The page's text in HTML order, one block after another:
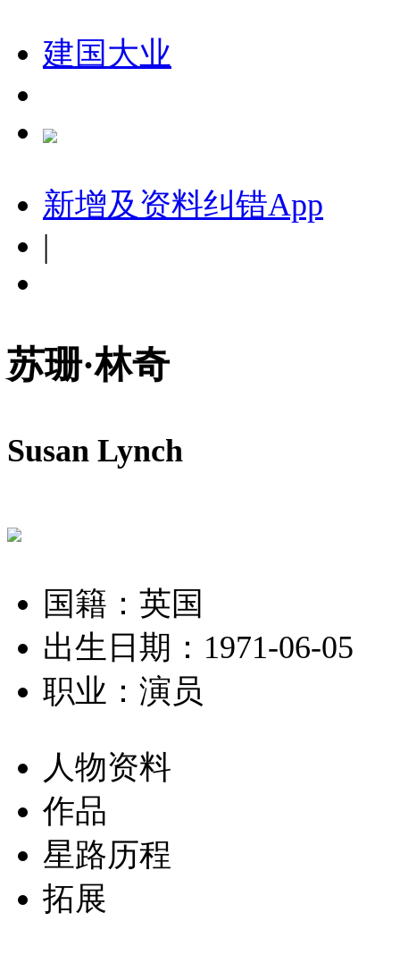
建国大业
新增及资料纠错App
|
苏珊·林奇
Susan Lynch
国籍：英国
出生日期：1971-06-05
职业：演员
人物资料
作品
星路历程
拓展